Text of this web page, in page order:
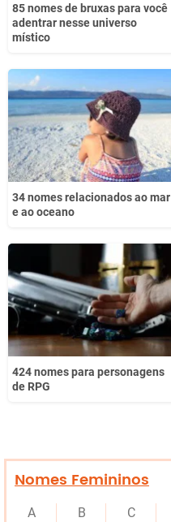
85 nomes de bruxas para você
adentrar nesse universo
místico
34 nomes relacionados ao mar
e ao oceano
424 nomes para personagens
de RPG
Nomes Femininos
A B C